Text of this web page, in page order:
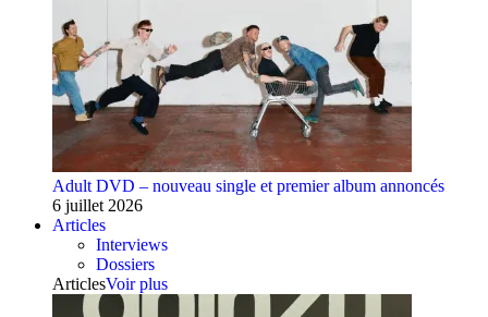
Adult DVD – nouveau single et premier album annoncés
6 juillet 2026
Articles
Interviews
Dossiers
ArticlesVoir plus